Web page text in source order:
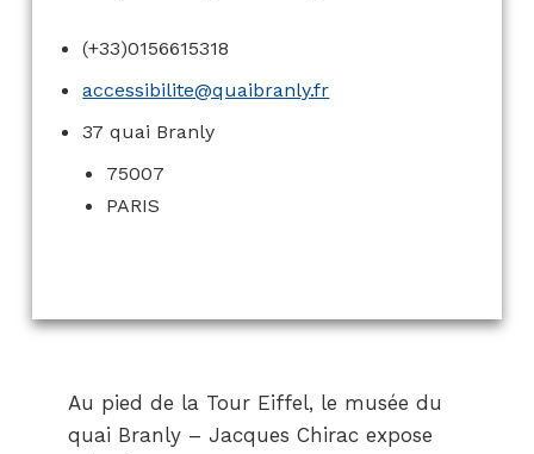
(+33)0156615318
accessibilite@quaibranly.fr
37 quai Branly
75007
PARIS
Au pied de la Tour Eiffel, le musée du
quai Branly – Jacques Chirac expose